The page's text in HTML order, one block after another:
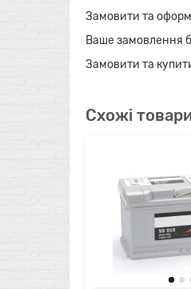
Замовити та
Ваше замовлення
Замовити та
Схожі